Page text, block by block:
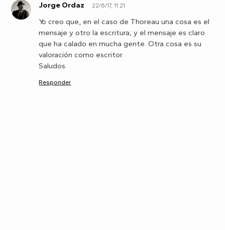
J Jorge Ordaz 22/6/17, 11:21
Yo creo que, en el caso de Thoreau una cosa es el
mensaje y otro la escritura; y el mensaje es claro
que ha calado en mucha gente. Otra cosa es su
valoración como escritor.
Saludos.
Responder